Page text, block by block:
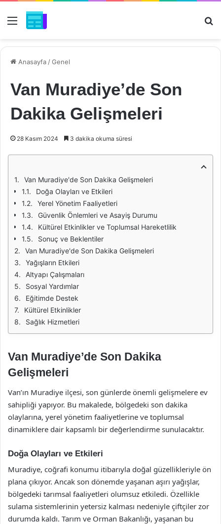
Menü
Anasayfa /Genel
Van Muradiye’de Son
Dakika Gelişmeleri
28 Kasım 2024 3 dakika okuma süresi
Van Muradiye'de Son Dakika Gelişmeleri
Doğa Olayları ve Etkileri
Yerel Yönetim Faaliyetleri
Güvenlik Önlemleri ve Asayiş Durumu
Kültürel Etkinlikler ve Toplumsal Hareketlilik
Sonuç ve Beklentiler
Van Muradiye'de Son Dakika Gelişmeleri
Yağışların Etkileri
Altyapı Çalışmaları
Sosyal Yardımlar
Eğitimde Destek
Kültürel Etkinlikler
Sağlık Hizmetleri
Van Muradiye’de Son Dakika
Gelişmeleri
Van’ın Muradiye ilçesi, son günlerde önemli gelişmelere ev
sahipliği yapıyor. Bu makalede, bölgedeki son dakika
olaylarına, yerel yönetim faaliyetlerine ve toplumsal
dinamiklere dair kapsamlı bir değerlendirme sunulacaktır.
Doğa Olayları ve Etkileri
Muradiye, coğrafi konumu itibarıyla doğal güzellikleriyle ön
plana çıkıyor. Ancak son dönemde yaşanan aşırı yağışlar,
bölgedeki tarımsal faaliyetleri olumsuz etkiledi. Özellikle
sulama sistemlerinin yetersiz kalması nedeniyle çiftçiler zor
durumda kaldı. Tarım ve Orman Bakanlığı, yaşanan bu